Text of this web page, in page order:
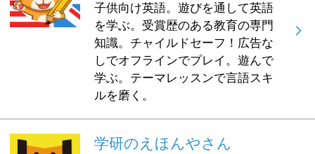
子供向け英語。遊びを通して英語
を学ぶ。受賞歴のある教育の専門
知識。チャイルドセーフ！広告な
しでオフラインでプレイ。遊んで
学ぶ。テーマレッスンで言語スキ
ルを磨く。
学研のえほんやさん